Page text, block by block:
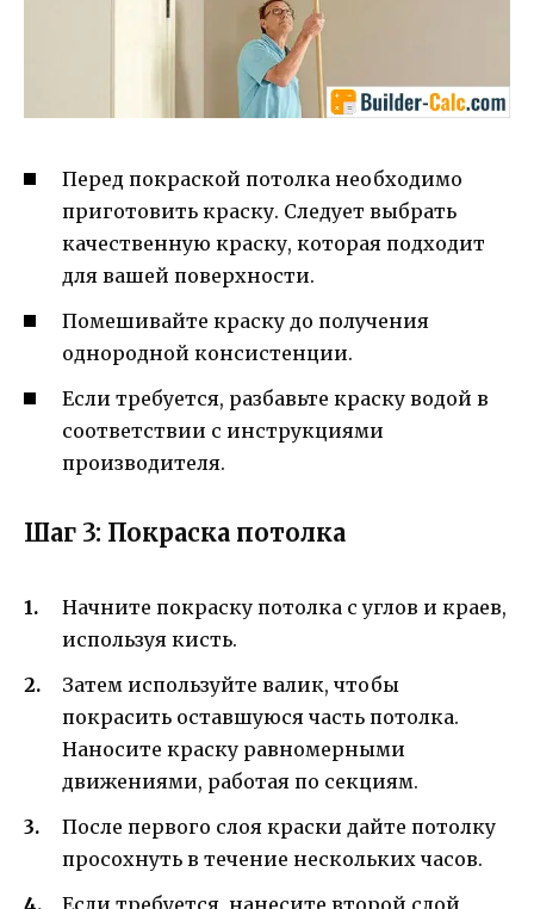
Перед покраской потолка необходимо
приготовить краску. Следует выбрать
качественную краску, которая подходит
для вашей поверхности.
Помешивайте краску до получения
однородной консистенции.
Если требуется, разбавьте краску водой в
соответствии с инструкциями
производителя.
Шаг 3: Покраска потолка
Начните покраску потолка с углов и краев,
используя кисть.
Затем используйте валик, чтобы
покрасить оставшуюся часть потолка.
Наносите краску равномерными
движениями, работая по секциям.
После первого слоя краски дайте потолку
просохнуть в течение нескольких часов.